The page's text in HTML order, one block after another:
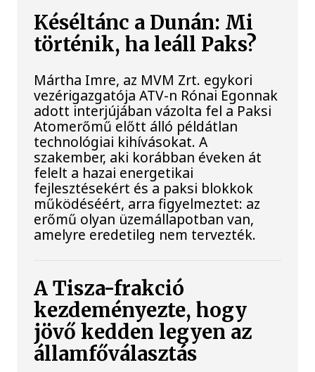
Késéltánc a Dunán: Mi
történik, ha leáll Paks?
Mártha Imre, az MVM Zrt. egykori
vezérigazgatója ATV-n Rónai Egonnak
adott interjújában vázolta fel a Paksi
Atomerőmű előtt álló példátlan
technológiai kihívásokat. A
szakember, aki korábban éveken át
felelt a hazai energetikai
fejlesztésekért és a paksi blokkok
működéséért, arra figyelmeztet: az
erőmű olyan üzemállapotban van,
amelyre eredetileg nem tervezték.
A Tisza-frakció
kezdeményezte, hogy
jövő kedden legyen az
államfőválasztás